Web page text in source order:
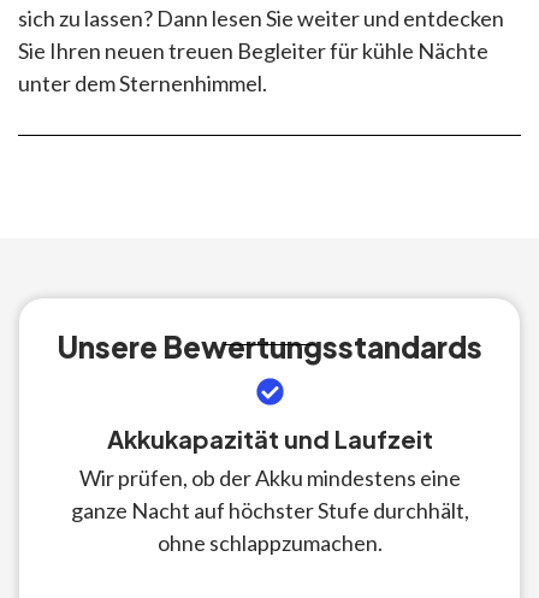
sich zu lassen? Dann lesen Sie weiter und entdecken
Sie Ihren neuen treuen Begleiter für kühle Nächte
unter dem Sternenhimmel.
Unsere Bewertungsstandards
Akkukapazität und Laufzeit
Wir prüfen, ob der Akku mindestens eine
ganze Nacht auf höchster Stufe durchhält,
ohne schlappzumachen.